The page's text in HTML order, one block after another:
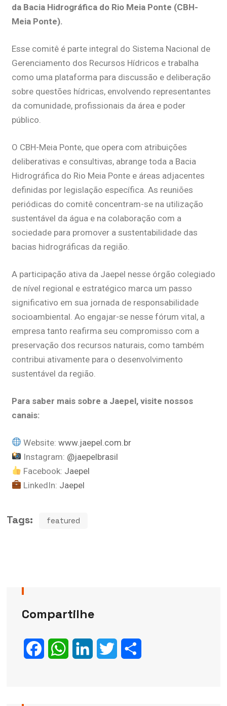
da Bacia Hidrográfica do Rio Meia Ponte (CBH-
Meia Ponte).
Esse comitê é parte integral do Sistema Nacional de
Gerenciamento dos Recursos Hídricos e trabalha
como uma plataforma para discussão e deliberação
sobre questões hídricas, envolvendo representantes
da comunidade, profissionais da área e poder
público.
O CBH-Meia Ponte, que opera com atribuições
deliberativas e consultivas, abrange toda a Bacia
Hidrográfica do Rio Meia Ponte e áreas adjacentes
definidas por legislação específica. As reuniões
periódicas do comitê concentram-se na utilização
sustentável da água e na colaboração com a
sociedade para promover a sustentabilidade das
bacias hidrográficas da região.
A participação ativa da Jaepel nesse órgão colegiado
de nível regional e estratégico marca um passo
significativo em sua jornada de responsabilidade
socioambiental. Ao engajar-se nesse fórum vital, a
empresa tanto reafirma seu compromisso com a
preservação dos recursos naturais, como também
contribui ativamente para o desenvolvimento
sustentável da região.
Para saber mais sobre a Jaepel, visite nossos
canais:
Website:www.jaepel.com.br
Instagram: @jaepelbrasil
Facebook: Jaepel
LinkedIn: Jaepel
Tags: featured
Compartilhe
FacebookWhatsAppLinkedIn Twitter